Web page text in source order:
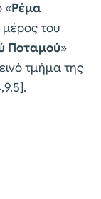
«Ρέμα
του
Ποταμού»
τμήμα της